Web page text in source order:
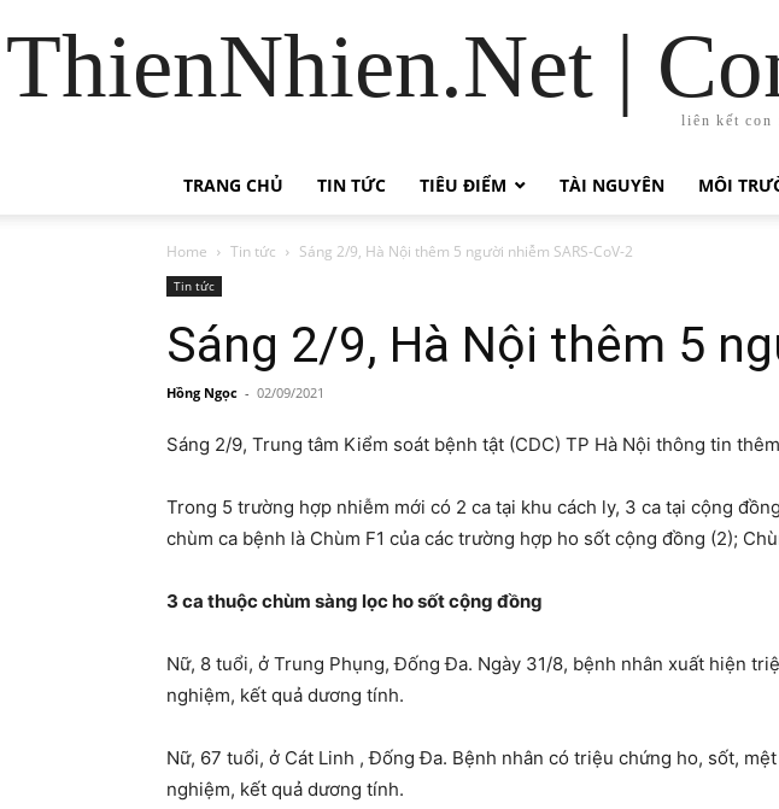
ThienNhien.Net |
liên kết con
TRANG CHỦ TIN TỨC TIÊU ĐIỂM TÀI NGUYÊN MÔI
Home Tin tức Sáng 2/9, Hà Nội thêm 5 người nhiễm SARS-CoV-2
Tin tức
Sáng 2/9, Hà Nội thêm 5
Hồng Ngọc - 02/09/2021
Sáng 2/9, Trung tâm Kiểm soát bệnh tật (CDC) TP Hà Nội thông tin
Trong 5 trường hợp nhiễm mới có 2 ca tại khu cách ly, 3 ca tại cộng
chùm ca bệnh là Chùm F1 của các trường hợp ho sốt cộng đồng (2);
3 ca thuộc chùm sàng lọc ho sốt cộng đồng
Nữ, 8 tuổi, ở Trung Phụng, Đống Đa. Ngày 31/8, bệnh nhân xuất hiện
nghiệm, kết quả dương tính.
Nữ, 67 tuổi, ở Cát Linh , Đống Đa. Bệnh nhân có triệu chứng ho, sốt,
nghiệm, kết quả dương tính.